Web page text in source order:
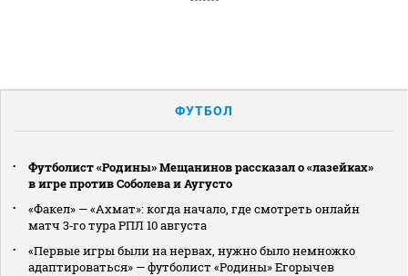
ФУТБОЛ
Футболист «Родины» Мещанинов рассказал о «лазейках»
в игре против Соболева и Аугусто
«Факел» — «Ахмат»: когда начало, где смотреть онлайн
матч 3‑го тура РПЛ 10 августа
«Первые игры были на нервах, нужно было немножко
адаптироваться» — футболист «Родины» Егорычев